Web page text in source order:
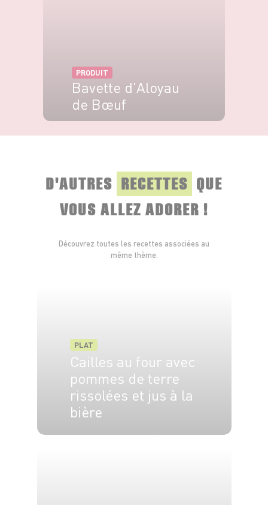
PRODUIT
Bavette d'Aloyau
de Bœuf
D'AUTRES RECETTES QUE
VOUS ALLEZ ADORER !
Découvrez toutes les recettes associées au
même thème.
PLAT
Cailles au four avec
pommes de terre
rissolées et jus à la
bière